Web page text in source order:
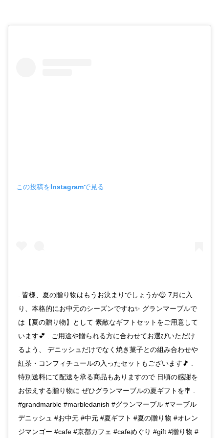
この投稿をInstagramで見る
. 皆様、夏の贈り物はもうお決まりでしょうか😌 7月に入
り、本格的にお中元のシーズンですね✨ グランマーブルで
は【夏の贈り物】として 素敵なギフトセットをご用意して
います💕 . ご用途や贈られる方に合わせてお選びいただけ
るよう、 デニッシュだけでなく焼き菓子との組み合わせや
紅茶・コンフィチュールの入ったセットもございます🎵 .
特別送料にて配送を承る商品もありますので 日頃の感謝を
お伝えする贈り物に ぜひグランマーブルの夏ギフトを🎐 .
#grandmarble #marbledanish #グランマーブル #マーブル
デニッシュ #お中元 #中元 #夏ギフト #夏の贈り物 #オレン
ジマンゴー #cafe #京都カフェ #cafeめぐり #gift #贈り物 #